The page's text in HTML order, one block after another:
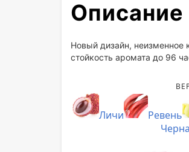
Описание
Новый дизайн,
стойкость аромата до 96
Личи Ревень